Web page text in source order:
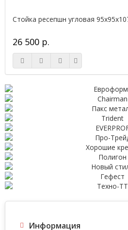
Стойка ресепшн угловая
26 500 р.
Информация